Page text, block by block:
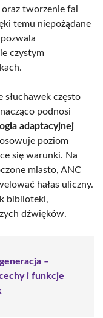
tworzenie fal
temu niepożądane
czystym
słuchawek często
podnosi
adaptacyjnej
poziom
się warunki. Na
miasto, ANC
hałas uliczny.
biblioteki,
dźwięków.
–
i funkcje